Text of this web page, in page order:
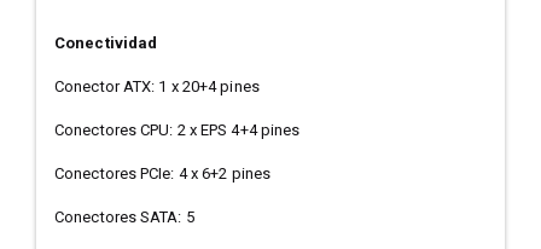
Conectividad
Conector ATX: 1 x 20+4 pines
Conectores CPU: 2 x EPS 4+4 pines
Conectores PCIe: 4 x 6+2 pines
Conectores SATA: 5